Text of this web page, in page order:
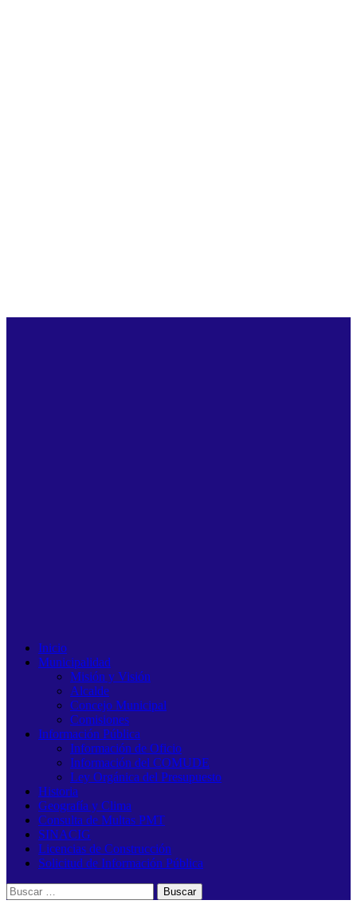
Inicio
Municipalidad
Misión y Visión
Alcalde
Concejo Municipal
Comisiones
Información Pública
Información de Oficio
Información del COMUDE
Ley Orgánica del Presupuesto
Historia
Geografía y Clima
Consulta de Multas PMT
SINACIG
Licencias de Construcción
Solicitud de Información Pública
Buscar: